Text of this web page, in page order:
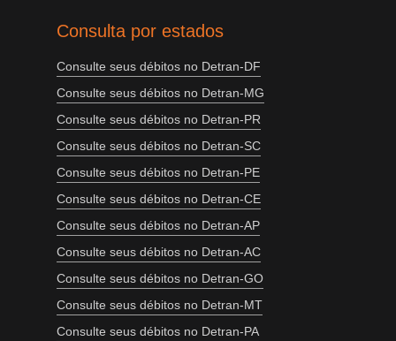
Consulta por estados
Consulte seus débitos no Detran-DF
Consulte seus débitos no Detran-MG
Consulte seus débitos no Detran-PR
Consulte seus débitos no Detran-SC
Consulte seus débitos no Detran-PE
Consulte seus débitos no Detran-CE
Consulte seus débitos no Detran-AP
Consulte seus débitos no Detran-AC
Consulte seus débitos no Detran-GO
Consulte seus débitos no Detran-MT
Consulte seus débitos no Detran-PA